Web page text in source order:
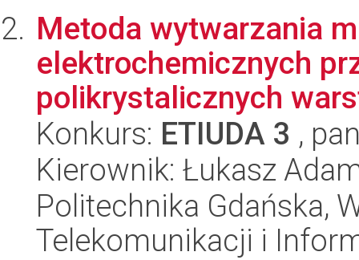
Metoda wytwarzania
elektrochemicznych
polikrystalicznych
Konkurs: ETIUDA 3 ,
Kierownik: Łukasz
Politechnika Gdańska,
Telekomunikacji i